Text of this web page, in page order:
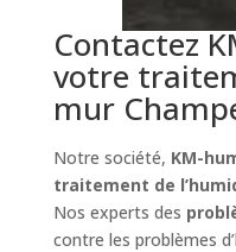
Contactez
votre
mur
Notre société, KM-
traitement de
Nos experts des
contre les problèmes